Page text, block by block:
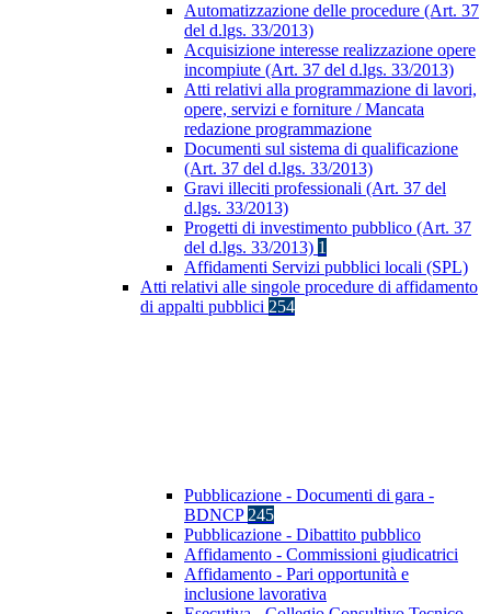
Automatizzazione delle procedure (Art. 37
del d.lgs. 33/2013)
Acquisizione interesse realizzazione opere
incompiute (Art. 37 del d.lgs. 33/2013)
Atti relativi alla programmazione di lavori,
opere, servizi e forniture / Mancata
redazione programmazione
Documenti sul sistema di qualificazione
(Art. 37 del d.lgs. 33/2013)
Gravi illeciti professionali (Art. 37 del
d.lgs. 33/2013)
Progetti di investimento pubblico (Art. 37
del d.lgs. 33/2013) 1
Affidamenti Servizi pubblici locali (SPL)
Atti relativi alle singole procedure di affidamento
di appalti pubblici 254
Pubblicazione - Documenti di gara -
BDNCP 245
Pubblicazione - Dibattito pubblico
Affidamento - Commissioni giudicatrici
Affidamento - Pari opportunità e
inclusione lavorativa